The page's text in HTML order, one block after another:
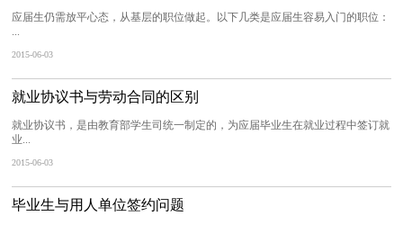
应届生仍需放平心态，从基层的职位做起。以下几类是应届生容易入门的职位：
...
2015-06-03
就业协议书与劳动合同的区别
就业协议书，是由教育部学生司统一制定的，为应届毕业生在就业过程中签订就
业...
2015-06-03
毕业生与用人单位签约问题